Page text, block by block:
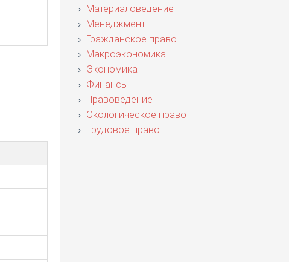
Материаловедение
Менеджмент
Гражданское право
Макроэкономика
Экономика
Финансы
Правоведение
Экологическое право
Трудовое право